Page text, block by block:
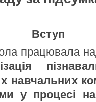
Вступ
працювала
у процесі